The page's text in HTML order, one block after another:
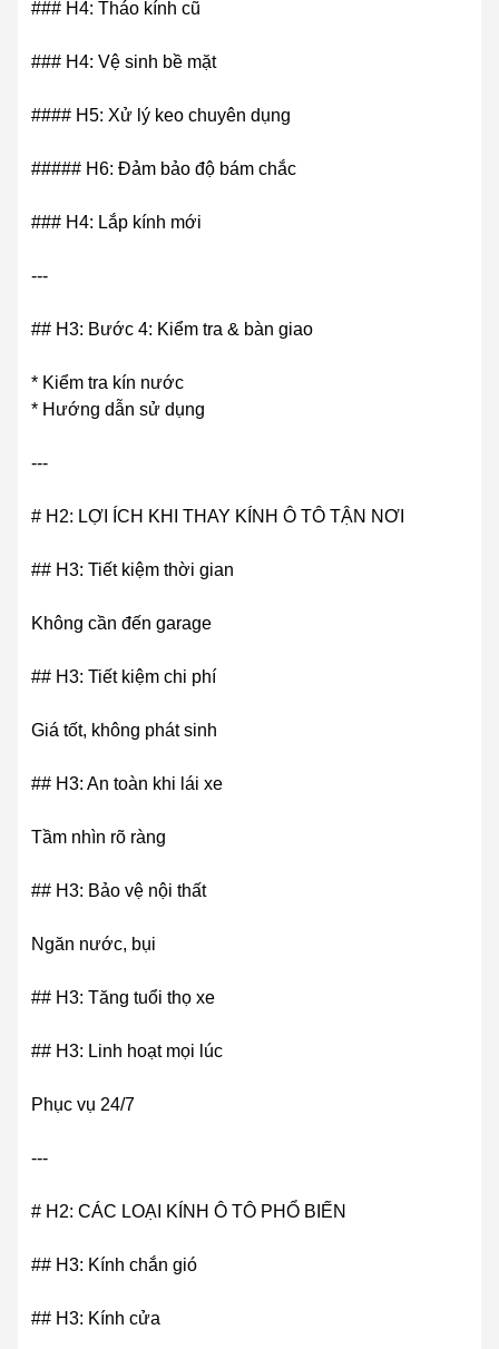
### H4: Tháo kính cũ
### H4: Vệ sinh bề mặt
#### H5: Xử lý keo chuyên dụng
##### H6: Đảm bảo độ bám chắc
### H4: Lắp kính mới
---
## H3: Bước 4: Kiểm tra & bàn giao
* Kiểm tra kín nước
* Hướng dẫn sử dụng
---
# H2: LỢI ÍCH KHI THAY KÍNH Ô TÔ TẬN NƠI
## H3: Tiết kiệm thời gian
Không cần đến garage
## H3: Tiết kiệm chi phí
Giá tốt, không phát sinh
## H3: An toàn khi lái xe
Tầm nhìn rõ ràng
## H3: Bảo vệ nội thất
Ngăn nước, bụi
## H3: Tăng tuổi thọ xe
## H3: Linh hoạt mọi lúc
Phục vụ 24/7
---
# H2: CÁC LOẠI KÍNH Ô TÔ PHỔ BIẾN
## H3: Kính chắn gió
## H3: Kính cửa